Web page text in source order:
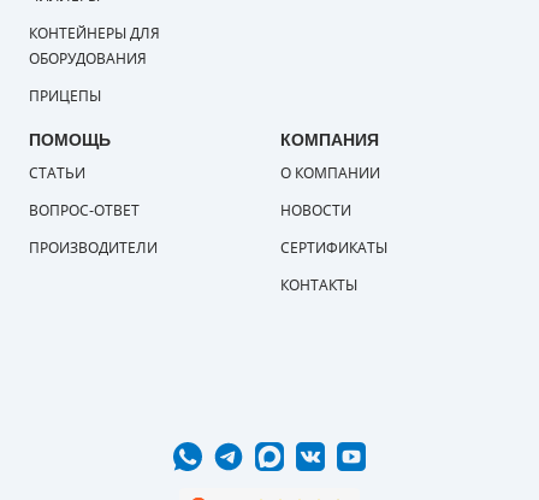
КОНТЕЙНЕРЫ ДЛЯ
ОБОРУДОВАНИЯ
ПРИЦЕПЫ
ПОМОЩЬ
СТАТЬИ
ВОПРОС-ОТВЕТ
ПРОИЗВОДИТЕЛИ
КОМПАНИЯ
О КОМПАНИИ
НОВОСТИ
СЕРТИФИКАТЫ
КОНТАКТЫ